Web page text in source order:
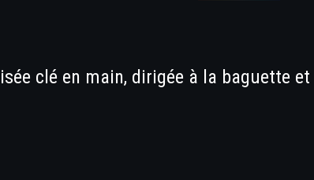
clé en main, dirigée à la baguette